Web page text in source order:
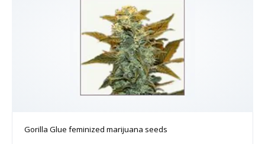
Gorilla Glue feminized marijuana seeds